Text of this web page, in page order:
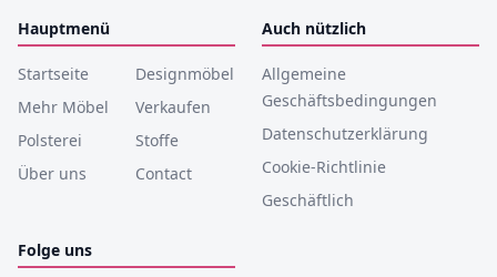
Hauptmenü
Startseite
Designmöbel
Mehr Möbel
Verkaufen
Polsterei
Stoffe
Über uns
Contact
Auch nützlich
Allgemeine
Geschäftsbedingungen
Datenschutzerklärung
Cookie-Richtlinie
Geschäftlich
Folge uns